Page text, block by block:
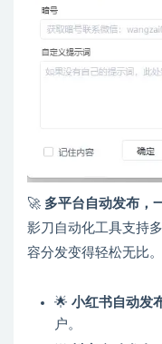
🚀 多平台自动发布，
影刀自动化工具支持
容分发变得轻松无比。
🌟 小红书自动发
户。